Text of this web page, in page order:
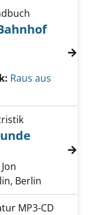
Raus aus
die Hunde
Berlin
MP3-CD